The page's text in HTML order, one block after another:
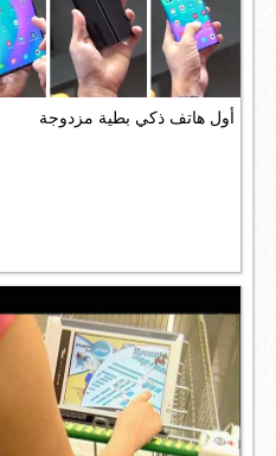
أول هاتف ذكي بطية مزدوجة